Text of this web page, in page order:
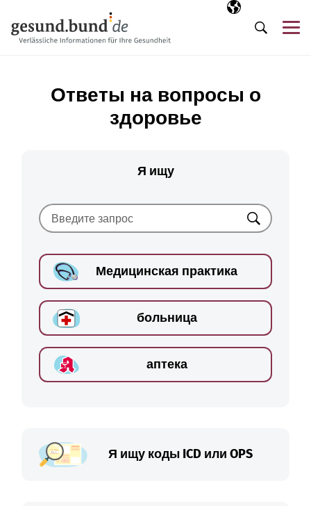
Выбранный
RU
Поиск
Ответы на вопросы о
здоровье
Я ищу
Искать
Медицинская практика
больница
аптека
Я ищу коды ICD или OPS